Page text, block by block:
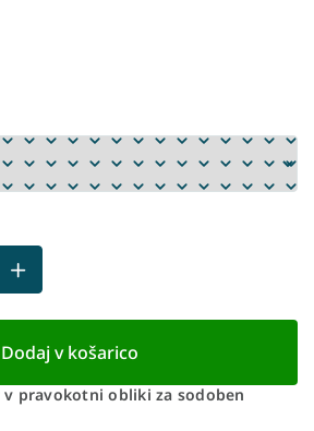
Dodaj v košarico
pravokotni obliki za sodoben